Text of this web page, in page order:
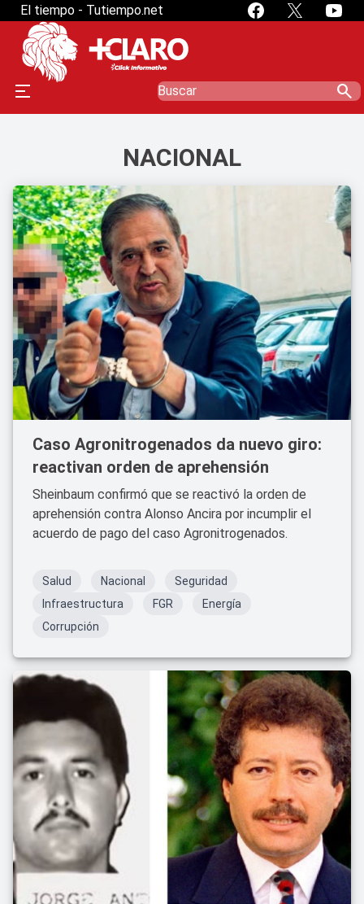
El tiempo - Tutiempo.net
search
NACIONAL
Caso Agronitrogenados da nuevo giro:
reactivan orden de aprehensión
Sheinbaum confirmó que se reactivó la orden de
aprehensión contra Alonso Ancira por incumplir el
acuerdo de pago del caso Agronitrogenados.
Salud Nacional
Seguridad
Infraestructura
FGR
Energía
Corrupción